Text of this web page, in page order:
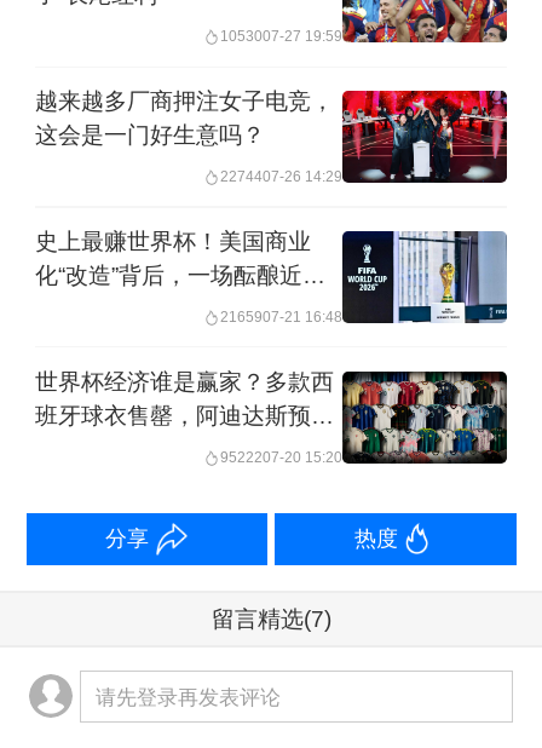
为何赢了比赛还发生骚乱
骚乱与欧冠本身的关系，其实并不直
接。有法国观察人士称，这些打砸者很
他们长期面对高失业率和社会边缘化，
平日积压的不满找不到出口，烧的车、
怒。欧冠夜街头人潮汹涌、警力分散，
提供了不良行为的窗口。这也解释了为
重演，治标之举解决不了郊区贫困和社
会分化这些根本问题。
催泪瓦斯的法律行业从业者伊兰·加贝
1053007-27 19:59
越来越多厂商押注女子电竞，
这会是一门好生意吗？
2274407-26 14:29
史上最赚世界杯！美国商业
化“改造”背后，一场酝酿近二
2165907-21 16:48
世界杯经济谁是赢家？多款西
班牙球衣售罄，阿迪达斯预计
相关销售超17亿美元
9522207-20 15:20
分享 热度
留言精选(7)
请先登录再发表评论